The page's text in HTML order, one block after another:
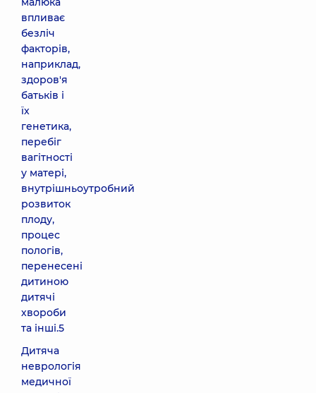
впливає
безліч
факторів,
наприклад,
здоров'я
батьків і
їх
генетика,
перебіг
вагітності
у матері,
внутрішньоутробний
розвиток
плоду,
процес
пологів,
перенесені
дитиною
дитячі
хвороби
та інші.5
Дитяча
неврологія
медичної